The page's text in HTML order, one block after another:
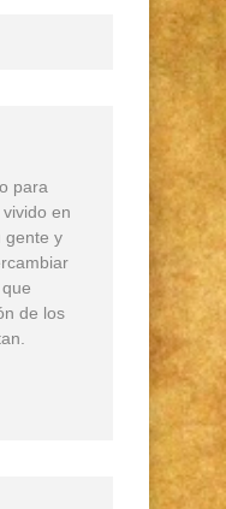
para
en
gente y
de los